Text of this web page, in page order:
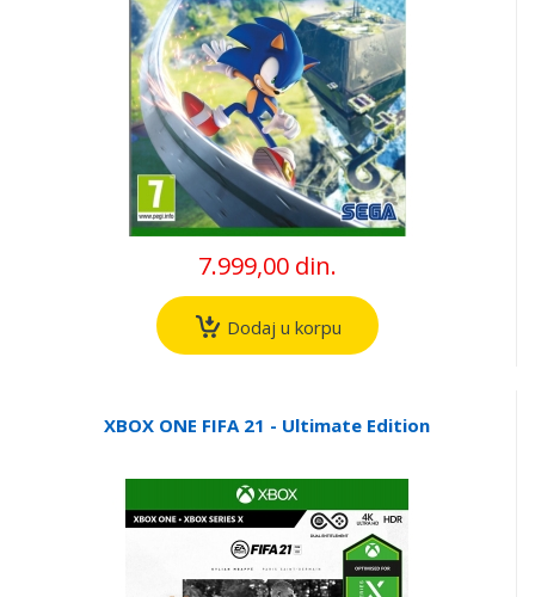
7.999,00 din.
Dodaj u korpu
XBOX ONE FIFA 21 - Ultimate Edition